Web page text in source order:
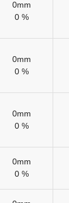
0mm
0 %
0mm
0 %
0mm
0 %
0mm
0 %